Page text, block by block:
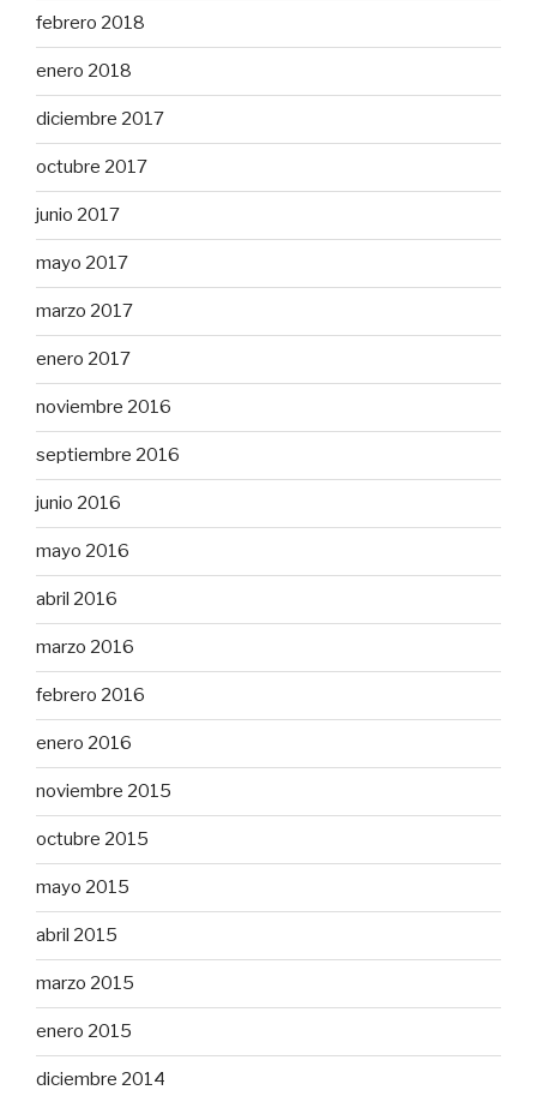
febrero 2018
enero 2018
diciembre 2017
octubre 2017
junio 2017
mayo 2017
marzo 2017
enero 2017
noviembre 2016
septiembre 2016
junio 2016
mayo 2016
abril 2016
marzo 2016
febrero 2016
enero 2016
noviembre 2015
octubre 2015
mayo 2015
abril 2015
marzo 2015
enero 2015
diciembre 2014